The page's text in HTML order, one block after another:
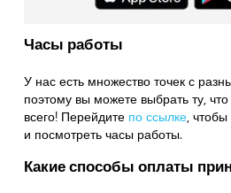
Часы работы
У нас есть множество точек с
поэтому вы можете выбрать ту,
всего! Перейдите по ссылке, чтобы
и посмотреть часы работы.
Какие способы оплаты